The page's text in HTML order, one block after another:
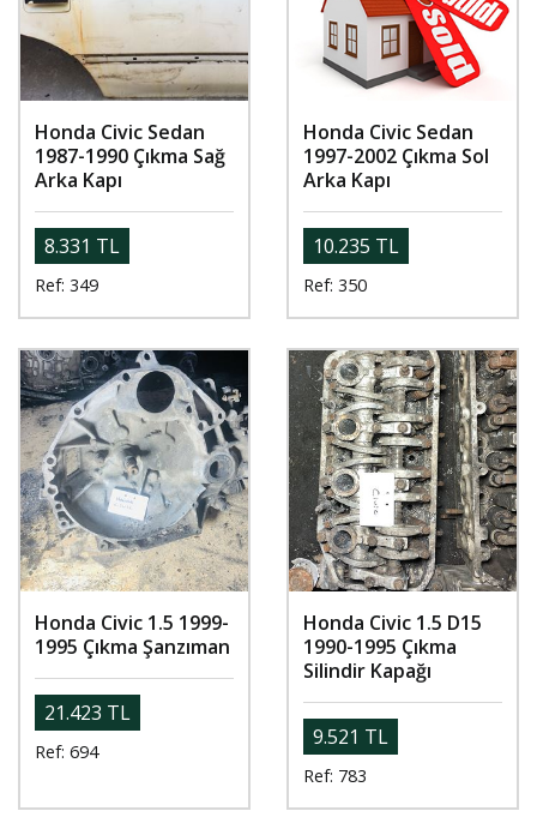
Honda Civic Sedan
1987-1990 Çıkma Sağ
Arka Kapı
8.331 TL
Ref: 349
Honda Civic Sedan
1997-2002 Çıkma Sol
Arka Kapı
10.235 TL
Ref: 350
Honda Civic 1.5 1999-
1995 Çıkma Şanzıman
21.423 TL
Ref: 694
Honda Civic 1.5 D15
1990-1995 Çıkma
Silindir Kapağı
9.521 TL
Ref: 783